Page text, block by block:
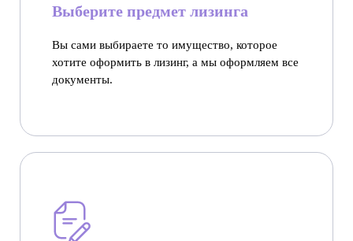
Выберите предмет лизинга
Вы сами выбираете то имущество, которое
хотите оформить в лизинг, а мы оформляем все
документы.